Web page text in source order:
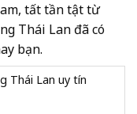
tất tần tật từ
Thái Lan đã có
bạn.